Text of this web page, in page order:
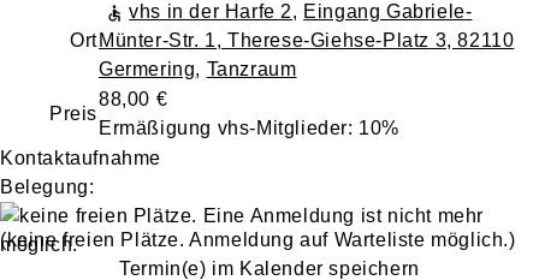
Ort
vhs in der Harfe 2, Eingang Gabriele-
Münter-Str. 1, Therese-Giehse-Platz 3, 82110
Germering, Tanzraum
Preis
88,00 €
Ermäßigung vhs-Mitglieder: 10%
Kontaktaufnahme
Belegung:
(keine freien Plätze. Anmeldung auf Warteliste möglich.)
Termin(e) im Kalender speichern